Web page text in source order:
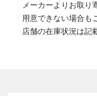
メーカーよりお取り
用意できない場合も
店舗の在庫状況は記